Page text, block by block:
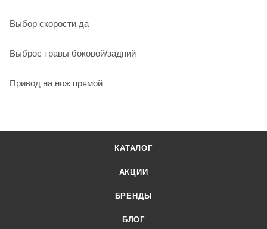
Выбор скорости да
Выброс травы боковой/задний
Привод на нож прямой
КАТАЛОГ
АКЦИИ
БРЕНДЫ
БЛОГ